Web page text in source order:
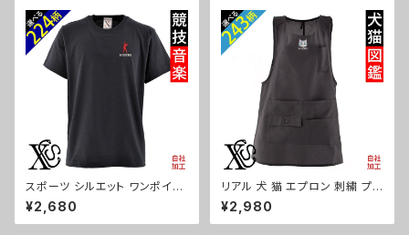
スポーツ シルエット ワンポイン
ト 刺繍 プレゼント 5.6oz オリ
ジナル 半袖 Tシャツ メンズ ロ
ゴ おしゃれ tシャツ 無地 カット
¥2,680
リアル 犬 猫 エプロン 刺繍 プレ
ゼント ワンポイント ワンピース
レディース 撥水加工 おしゃれ
かわいい 脇ボタン マタニティ ギ
¥2,980